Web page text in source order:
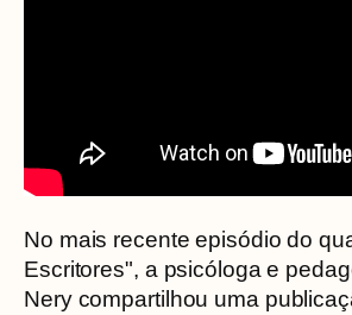
No mais recente episódio do
Escritores", a psicóloga e
Nery compartilhou uma